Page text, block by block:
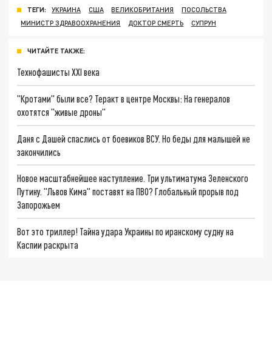
ТЕГИ: УКРАИНА США ВЕЛИКОБРИТАНИЯ
ПОСОЛЬСТВА
МИНИСТР ЗДРАВООХРАНЕНИЯ
ДОКТОР СМЕРТЬ СУПРУН
ЧИТАЙТЕ ТАКЖЕ:
Технофашисты XXI века
"Кротами" были все? Теракт в центре Москвы: На генералов
охотятся "живые дроны"
Даня с Дашей спаслись от боевиков ВСУ. Но беды для малышей не
закончились
Новое масштабнейшее наступление. Три ультиматума Зеленского
Путину. "Львов Кима" поставят на ПВО? Глобальный прорыв под
Запорожьем
Вот это триллер! Тайна удара Украины по иранскому судну на
Каспии раскрыта